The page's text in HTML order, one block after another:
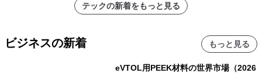
テックの新着をもっと見る
ビジネスの新着 もっと見る
eVTOL用PEEK材料の世界市場（2026